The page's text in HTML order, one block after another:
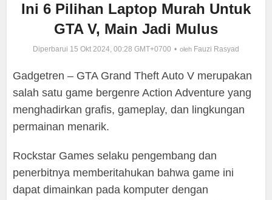
Ini 6 Pilihan Laptop Murah Untuk
GTA V, Main Jadi Mulus
Diperbarui 15 Okt 2024, 00:28 GMT+0700 oleh Fauzi Rasyad
Gadgetren – GTA Grand Theft Auto V merupakan
salah satu game bergenre Action Adventure yang
menghadirkan grafis, gameplay, dan lingkungan
permainan menarik.
Rockstar Games selaku pengembang dan
penerbitnya memberitahukan bahwa game ini
dapat dimainkan pada komputer dengan